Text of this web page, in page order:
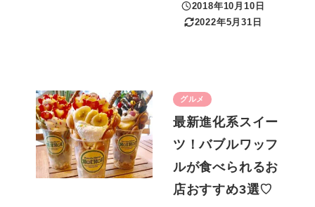
投稿日
2018年10月10日
更新日
2022年5月31日
グルメ
最新進化系スイー
ツ！バブルワッフ
ルが食べられるお
店おすすめ3選♡